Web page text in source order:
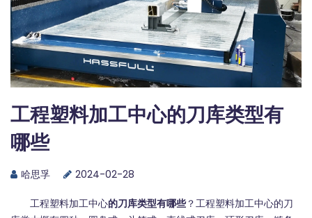
工程塑料加工中心的刀库类型有
哪些
哈思孚 2024-02-28
工程塑料加工中心的刀库类型有哪些？工程塑料加工中心的刀